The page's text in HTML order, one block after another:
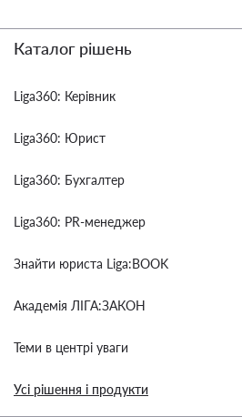
Каталог рішень
Liga360: Керівник
Liga360: Юрист
Liga360: Бухгалтер
Liga360: PR-менеджер
Знайти юриста Liga:BOOK
Академія ЛІГА:ЗАКОН
Теми в центрі уваги
Усі рішення і продукти